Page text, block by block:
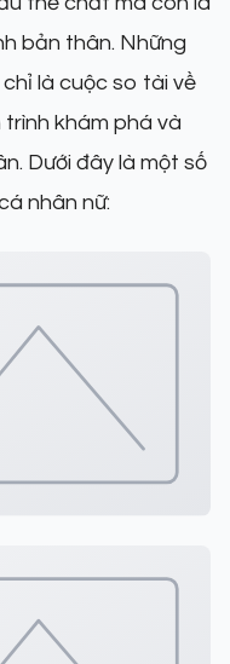
bản thân. Những
là cuộc so tài về
khám phá và
Dưới đây là một số
nhân nữ: